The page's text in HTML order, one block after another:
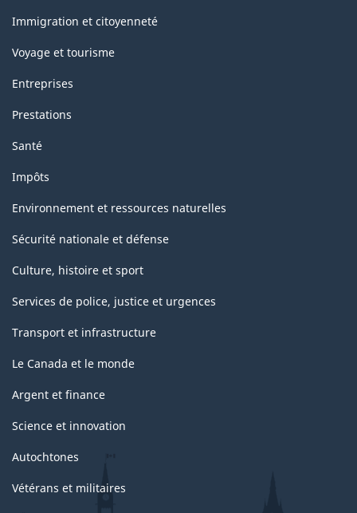
sujets
Immigration et citoyenneté
Voyage et tourisme
Entreprises
Prestations
Santé
Impôts
Environnement et ressources naturelles
Sécurité nationale et défense
Culture, histoire et sport
Services de police, justice et urgences
Transport et infrastructure
Le Canada et le monde
Argent et finance
Science et innovation
Autochtones
Vétérans et militaires